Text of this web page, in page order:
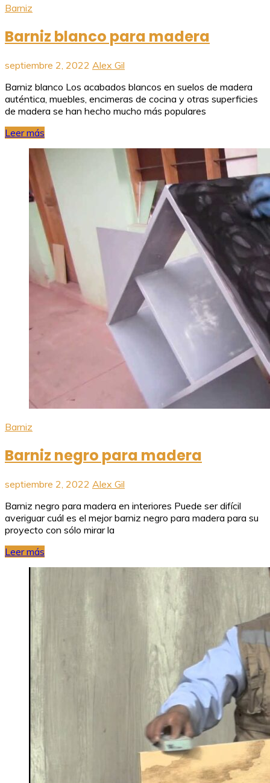
Barniz
Barniz blanco para madera
septiembre 2, 2022 Alex Gil
Barniz blanco Los acabados blancos en suelos de madera
auténtica, muebles, encimeras de cocina y otras superficies
de madera se han hecho mucho más populares
Leer más
Barniz
Barniz negro para madera
septiembre 2, 2022 Alex Gil
Barniz negro para madera en interiores Puede ser difícil
averiguar cuál es el mejor barniz negro para madera para su
proyecto con sólo mirar la
Leer más